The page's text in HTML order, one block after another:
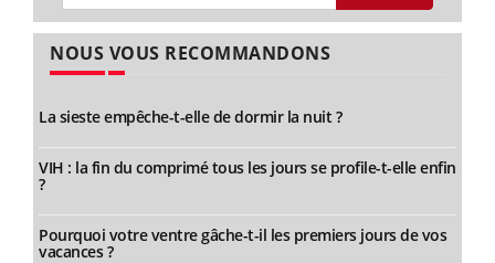
NOUS VOUS RECOMMANDONS
La sieste empêche-t-elle de dormir la nuit ?
VIH : la fin du comprimé tous les jours se profile-t-elle enfin
?
Pourquoi votre ventre gâche-t-il les premiers jours de vos
vacances ?